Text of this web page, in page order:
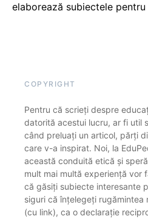
elaborează subiectele
COPYRIGHT
Pentru că scrieți despre
datorită acestui lucru, ar fi util
când preluați un articol, părți
care v-a inspirat. Noi, la
această conduită etică și
mult mai multă experiență vor
că găsiți subiecte interesante
siguri că înțelegeți rugămintea
(cu link), ca o declarație